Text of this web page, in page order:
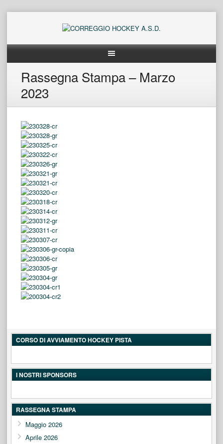
Rassegna Stampa – Marzo
2023
CORSO DI AVVIAMENTO HOCKEY PISTA
I NOSTRI SPONSORS
RASSEGNA STAMPA
Maggio 2026
Aprile 2026